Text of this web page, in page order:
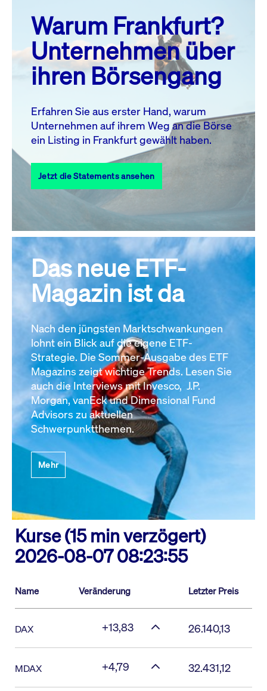
MO. DI. MI. DO. FR. SA. SO.
1
2
3
4 5 6 7 8
10 11 13 14
17
18 19 20 21 22
23
27 28
31
Alle Events
Warum Frankfurt?
Unternehmen über
ihren Börsengang
Erfahren Sie aus erster Hand, warum
Unternehmen auf ihrem Weg an die Börse
ein Listing in Frankfurt gewählt haben.
Jetzt die Statements ansehen
Das neue ETF-
Magazin ist da
Nach den jüngsten Marktschwankungen
lohnt ein Blick auf die eigene ETF-
Strategie. Die Sommer-Ausgabe des ETF
Magazins zeigt wichtige Trends. Lesen Sie
auch die Interviews mit Invesco, J.P.
Morgan, vanEck und Dimensional Fund
Advisors zu aktuellen
Schwerpunktthemen.
Mehr
Kurse (15 min verzögert)
2026-08-07 08:23:55
Name Veränderung Letzter Preis
DAX +13,83 26.140,13
MDAX +4,79 32.431,12